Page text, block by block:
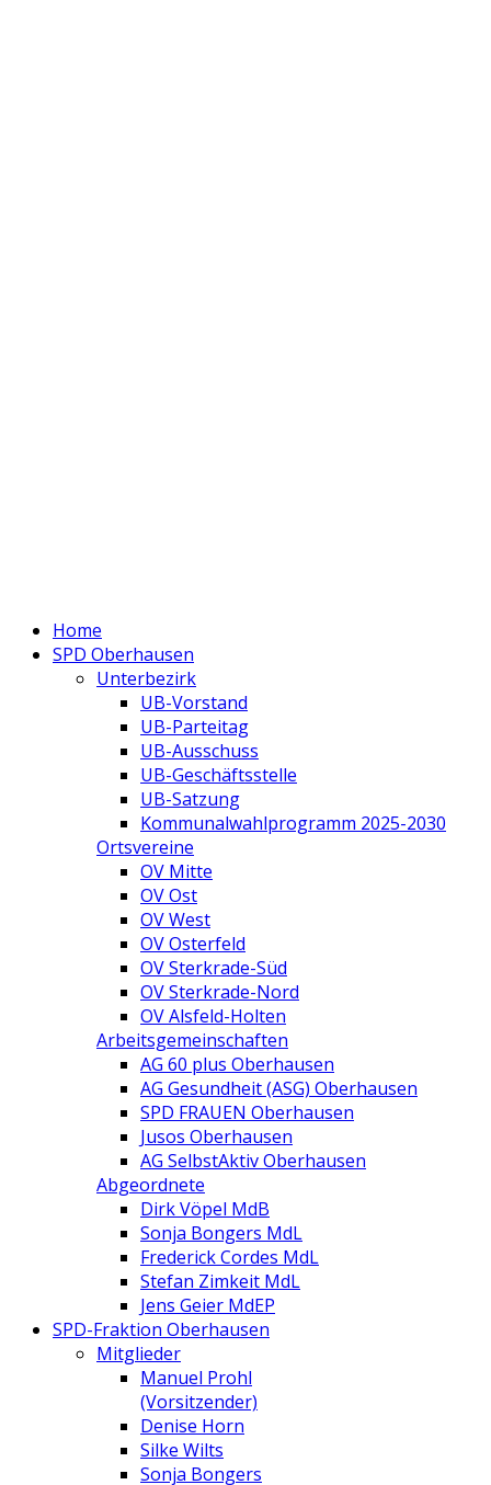
Home
SPD Oberhausen
Unterbezirk
UB-Vorstand
UB-Parteitag
UB-Ausschuss
UB-Geschäftsstelle
UB-Satzung
Kommunalwahlprogramm 2025-2030
Ortsvereine
OV Mitte
OV Ost
OV West
OV Osterfeld
OV Sterkrade-Süd
OV Sterkrade-Nord
OV Alsfeld-Holten
Arbeitsgemeinschaften
AG 60 plus Oberhausen
AG Gesundheit (ASG) Oberhausen
SPD FRAUEN Oberhausen
Jusos Oberhausen
AG SelbstAktiv Oberhausen
Abgeordnete
Dirk Vöpel MdB
Sonja Bongers MdL
Frederick Cordes MdL
Stefan Zimkeit MdL
Jens Geier MdEP
SPD-Fraktion Oberhausen
Mitglieder
Manuel Prohl
(Vorsitzender)
Denise Horn
Silke Wilts
Sonja Bongers